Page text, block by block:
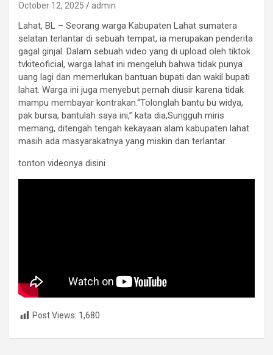
October 12, 2025 admin
Lahat, BL – Seorang warga Kabupaten Lahat sumatera
selatan terlantar di sebuah tempat, ia merupakan penderita
gagal ginjal. Dalam sebuah video yang di upload oleh tiktok
tvkiteoficial, warga lahat ini mengeluh bahwa tidak punya
uang lagi dan memerlukan bantuan bupati dan wakil bupati
lahat. Warga ini juga menyebut pernah diusir karena tidak
mampu membayar kontrakan.“Tolonglah bantu bu widya,
pak bursa, bantulah saya ini,” kata dia,Sungguh miris
memang, ditengah tengah kekayaan alam kabupaten lahat
masih ada masyarakatnya yang miskin dan terlantar.
tonton videonya disini
Post Views: 1,680